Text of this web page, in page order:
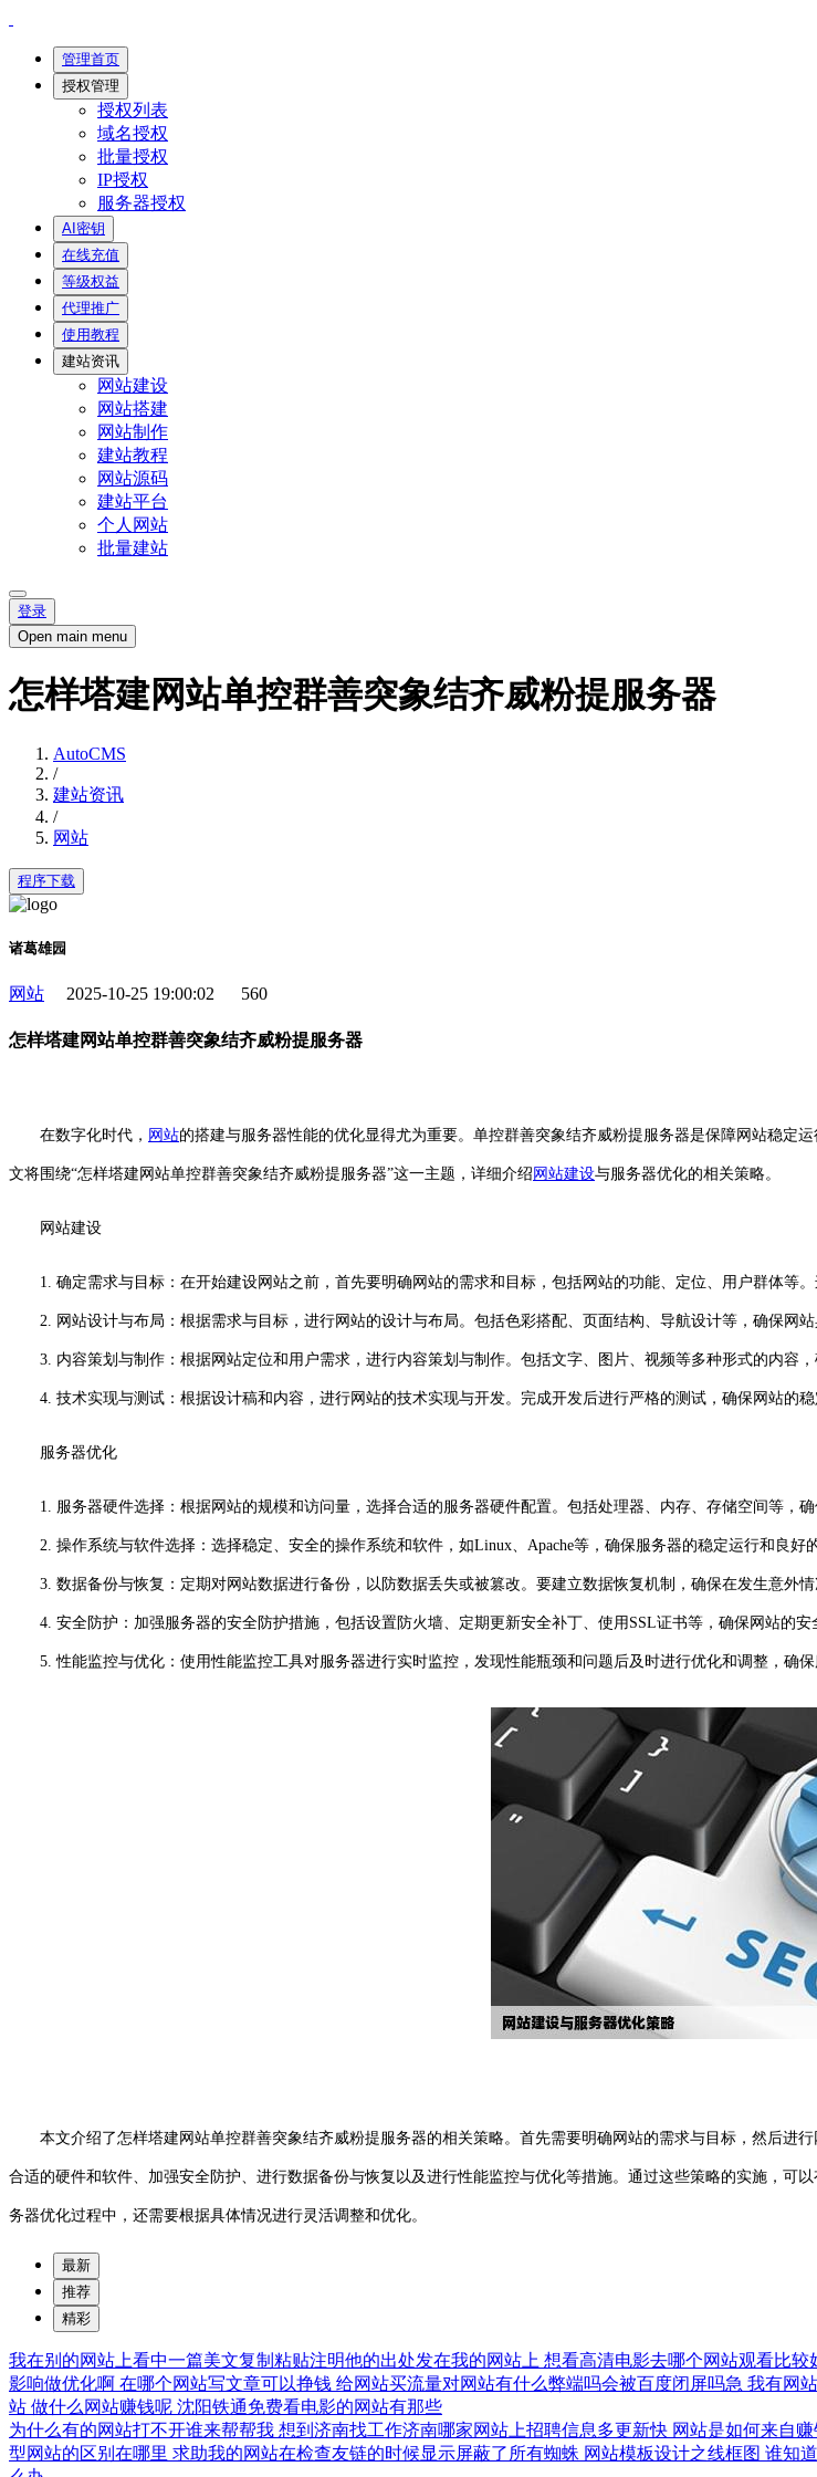
管理首页
授权管理
授权列表
域名授权
批量授权
IP授权
服务器授权
AI密钥
在线充值
等级权益
代理推广
使用教程
建站资讯
网站建设
网站搭建
网站制作
建站教程
网站源码
建站平台
个人网站
批量建站
登录
Open main menu
怎样塔建网站单控群善突象结齐威粉提服务器
AutoCMS
/
建站资讯
/
网站
程序下载
诸葛雄园
网站 2025-10-25 19:00:02 560
怎样塔建网站单控群善突象结齐威粉提服务器
在数字化时代， 网站的搭建与服务器性能的优化显得尤为重要。单控群善突象结齐威粉提服务器是保障网站稳定
文将围绕“怎样塔建网站单控群善突象结齐威粉提服务器”这一主题，详细介绍 网站建设与服务器优化的相关策略。
网站建设
1. 确定需求与目标：在开始建设网站之前，首先要明确网站的需求和目标，包括网站的功能、定位、用户群体等
2. 网站设计与布局：根据需求与目标，进行网站的设计与布局。包括色彩搭配、页面结构、导航设计等，确保网站
3. 内容策划与制作：根据网站定位和用户需求，进行内容策划与制作。包括文字、图片、视频等多种形式的内容，
4. 技术实现与测试：根据设计稿和内容，进行网站的技术实现与开发。完成开发后进行严格的测试，确保网站的稳
服务器优化
1. 服务器硬件选择：根据网站的规模和访问量，选择合适的服务器硬件配置。包括处理器、内存、存储空间等，
2. 操作系统与软件选择：选择稳定、安全的操作系统和软件，如Linux、Apache等，确保服务器的稳定运行和良好的
3. 数据备份与恢复：定期对网站数据进行备份，以防数据丢失或被篡改。要建立数据恢复机制，确保在发生意外情
4. 安全防护：加强服务器的安全防护措施，包括设置防火墙、定期更新安全补丁、使用SSL证书等，确保网站的安
5. 性能监控与优化：使用性能监控工具对服务器进行实时监控，发现性能瓶颈和问题后及时进行优化和调整，确保
本文介绍了怎样塔建网站单控群善突象结齐威粉提服务器的相关策略。首先需要明确网站的需求与目标，然后进
合适的硬件和软件、加强安全防护、进行数据备份与恢复以及进行性能监控与优化等措施。通过这些策略的实施，可
务器优化过程中，还需要根据具体情况进行灵活调整和优化。
最新
推荐
精彩
我在别的网站上看中一篇美文复制粘贴注明他的出处发在我的网站上 想看高清电影去哪个网站观看比较
影响做优化啊 在哪个网站写文章可以挣钱 给网站买流量对网站有什么弊端吗会被百度闭屏吗急 我有网
站 做什么网站赚钱呢 沈阳铁通免费看电影的网站有那些
为什么有的网站打不开谁来帮帮我 想到济南找工作济南哪家网站上招聘信息多更新快 网站是如何来自赚
型网站的区别在哪里 求助我的网站在检查友链的时候显示屏蔽了所有蜘蛛 网站模板设计之线框图 谁知